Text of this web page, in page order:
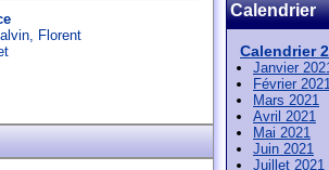
, Florent
Calendrier
Calendrier
Janvier
Février
Mars 2021
Avril 2021
Mai 2021
Juin 2021
Juillet 2021